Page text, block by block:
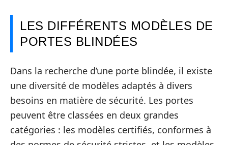
LES DIFFÉRENTS MODÈLES DE
PORTES BLINDÉES
Dans la recherche d’une porte blindée, il existe
une diversité de modèles adaptés à divers
besoins en matière de sécurité. Les portes
peuvent être classées en deux grandes
catégories : les modèles certifiés, conformes à